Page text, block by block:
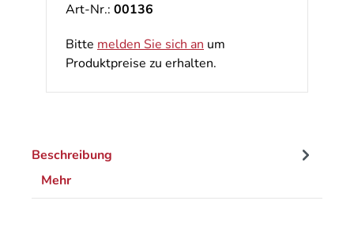
Art-Nr.: 00136
Bitte melden Sie sich an um
Produktpreise zu erhalten.
Beschreibung
Mehr